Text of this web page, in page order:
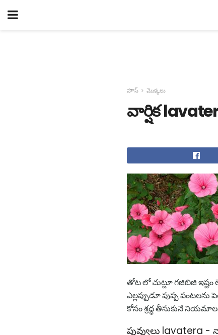
హౌస్ మొక్కలు
వార్షిక
తోట లో చుట్టూ గజిబిజి ఇష్టం
ఎల్లప్పుడూ పుష్ప
కోసం శ్రద్ధ తీసుకునే
పువ్వులు lavatera